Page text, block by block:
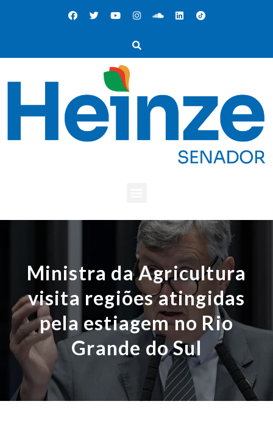
Ministra da Agricultura
visita regiões atingidas
pela estiagem no Rio
Grande do Sul